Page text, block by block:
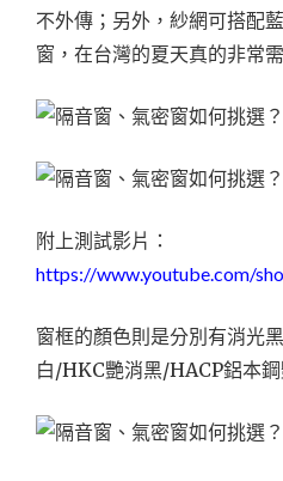
不外傳；另外，紗網可搭配
窗，在台灣的夏天真的非常
附上測試影片：
https://www.youtube.com/
窗框的顏色則是分別有消光
白/HKC艷消黑/HACP鋁本鋼